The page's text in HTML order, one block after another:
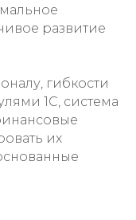
развитие
гибкости
1С, система
их